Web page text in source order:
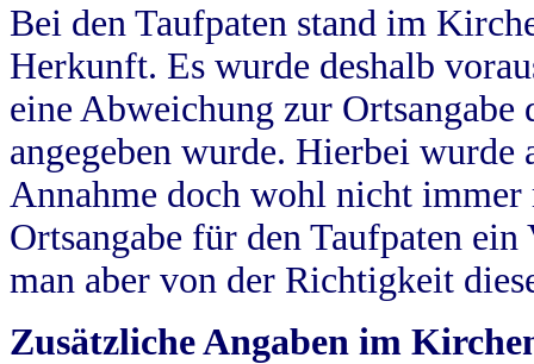
Bei den Taufpaten stand im
Herkunft. Es wurde deshalb
eine Abweichung zur
angegeben wurde. Hierbei wurde
Annahme doch wohl nicht
Ortsangabe für den Taufpaten
man aber von der Richtigkeit
Zusätzliche Angaben im